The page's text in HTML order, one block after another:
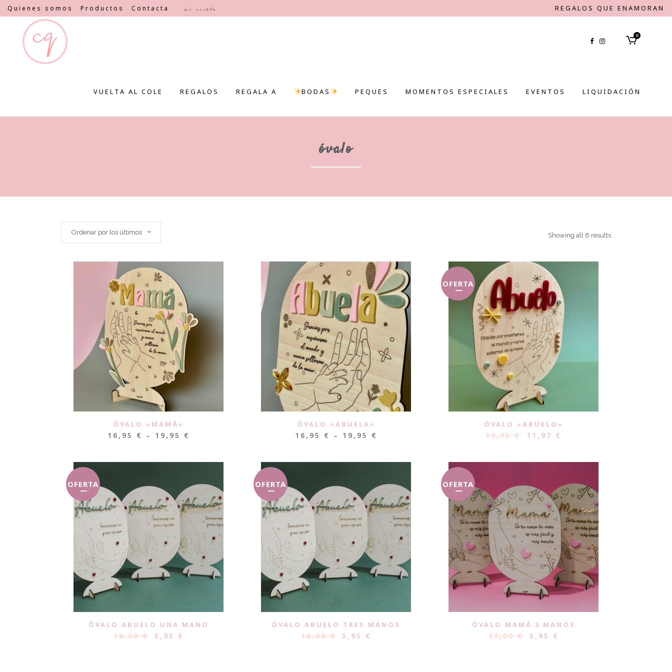
Quienes somos Productos Contacta Mi cuenta REGALOS QUE ENAMORAN
0
VUELTA AL COLE REGALOS REGALA A BODAS PEQUES MOMENTOS ESPECIALES EVENTOS LIQUIDACIÓN
óvalo
Showing all 6 results
Ordenar por los últimos
ÓVALO «MAMÁ»
16,95 € – 19,95 €
ÓVALO «ABUELA»
16,95 € – 19,95 €
OFERTA
ÓVALO «ABUELO»
19,95€ 11,97 €
OFERTA
ÓVALO ABUELO UNA MANO
16,00€ 5,95 €
OFERTA
ÓVALO ABUELO TRES MANOS
16,00€ 5,95 €
OFERTA
ÓVALO MAMÁ 3 MANOS
17,00€ 5,95 €